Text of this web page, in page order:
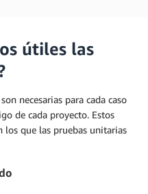
útiles las
necesarias para cada caso
de cada proyecto. Estos
los que las pruebas unitarias